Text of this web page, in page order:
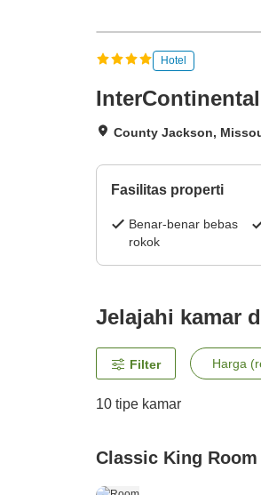
Hotel
County Jackson,
Fasilitas properti
Benar-benar bebas
rokok
Jelajahi kamar
Filter Harga
10 tipe kamar
Classic King